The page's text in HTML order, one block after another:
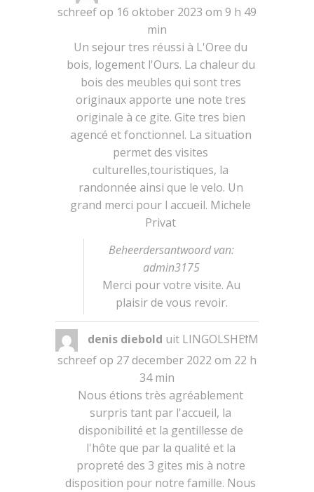
schreef op 16 oktober 2023 om 9 h 49
min
Un sejour tres réussi à L'Oree du
bois, logement l'Ours. La chaleur du
bois des meubles qui sont tres
originaux apporte une note tres
originale à ce gite. Gite tres bien
agencé et fonctionnel. La situation
permet des visites
culturelles,touristiques, la
randonnée ainsi que le velo. Un
grand merci pour l accueil. Michele
Privat
Beheerdersantwoord van:
admin3175
Merci pour votre visite. Au
plaisir de vous revoir.
metabox.
denis diebold uit LINGOLSHEIM
schreef op 27 december 2022 om 22 h
34 min
Nous étions très agréablement
surpris tant par l'accueil, la
disponibilité et la gentillesse de
l'hôte que par la qualité et la
propreté des 3 gites mis à notre
disposition pour notre famille. Nous
...Wissel
deze
metabox.